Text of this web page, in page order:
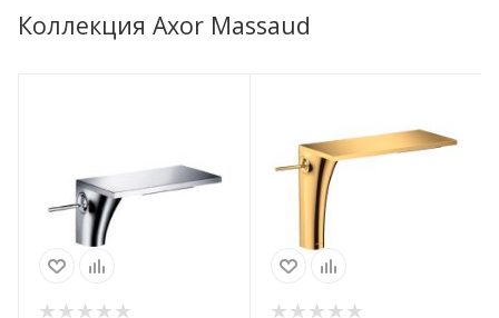
Коллекция Axor Massaud